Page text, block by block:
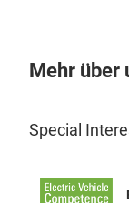
Mehr über
Special